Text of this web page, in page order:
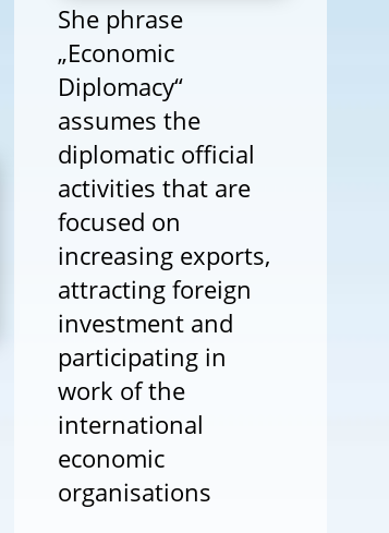
She phrase
„Economic
Diplomacy“
assumes the
diplomatic official
activities that are
focused on
increasing exports,
attracting foreign
investment and
participating in
work of the
international
economic
organisations